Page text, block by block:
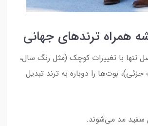
همراه ترندهای جهانی
تنها با تغییرات کوچک (مثل رنگ سال،
جزئی)، بوت‌ها را دوباره به ترند تبدیل
سفید مد می‌شوند.